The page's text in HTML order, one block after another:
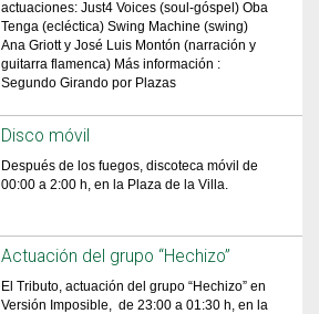
actuaciones: Just4 Voices (soul-góspel) Oba
Tenga (ecléctica) Swing Machine (swing)
Ana Griott y José Luis Montón (narración y
guitarra flamenca) Más información :
Segundo Girando por Plazas
Disco móvil
Después de los fuegos, discoteca móvil de
00:00 a 2:00 h, en la Plaza de la Villa.
Actuación del grupo “Hechizo”
El Tributo, actuación del grupo “Hechizo” en
Versión Imposible, de 23:00 a 01:30 h, en la